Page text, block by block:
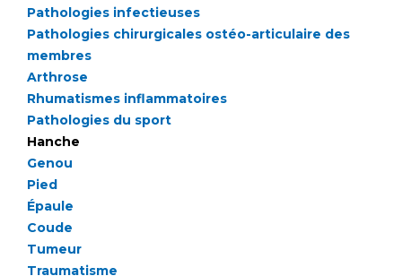
Maladies rares
Maternité Hôpital Nord
Vos représentants
La Commission Des Usagers (CDU)
Les Comités Locaux des Usagers
Presse / Multimédia
Communiqués de presse
Dossiers de presse
Médiathèque
Fournisseurs
Rôles et missions
Pathologies infectieuses
Pathologies chirurgicales ostéo-articulaire des
membres
Arthrose
Rhumatismes inflammatoires
Pathologies du sport
Hanche
Genou
Pied
Épaule
Coude
Tumeur
Traumatisme